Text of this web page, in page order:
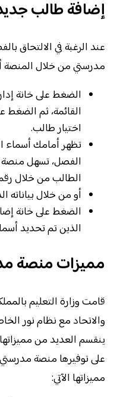
إضافة طالب
عند الرغبة في الالتحاق
مدرستي من خلال المنصة
الضغط على خانة
القائمة، ثم الضغط
اختيار طالب.
تظهر أمامك أسماء
الفصل، تسهل
الطالب من خلال
أو من خلال بياناته
الضغط على خانة
الذين تم تحديد
مميزات منصة
قامت وزارة التعليم
والاتحاد مع نظام نور
ينقسم العديد من
على توفيرها منصة
مميزاتها الآتي: